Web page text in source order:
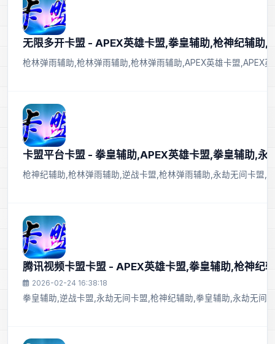
无限多开卡盟 - APEX英雄卡盟,拳皇辅助,枪神纪辅助,
枪林弹雨辅助,枪林弹雨辅助,枪林弹雨辅助,APEX英雄卡盟,APEX
卡盟平台卡盟 - 拳皇辅助,APEX英雄卡盟,拳皇辅助,永
枪神纪辅助,枪林弹雨辅助,逆战卡盟,枪林弹雨辅助,永劫无间卡盟
腾讯视频卡盟卡盟 - APEX英雄卡盟,拳皇辅助,枪神纪
2026-02-24 16:38:18
拳皇辅助,逆战卡盟,永劫无间卡盟,枪神纪辅助,拳皇辅助,永劫无间